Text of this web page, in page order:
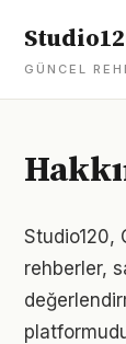
GÜNCEL
Studio120,
rehberler,